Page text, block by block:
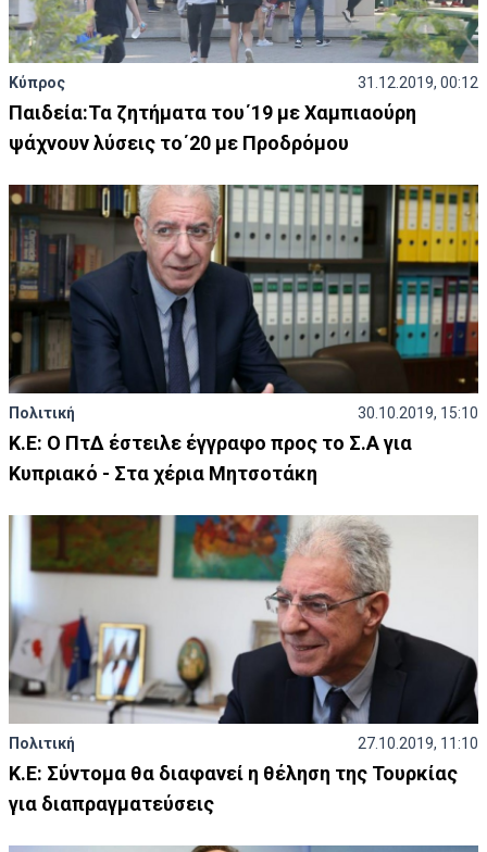
Κύπρος 31.12.2019, 00:12
Παιδεία:Τα ζητήματα του΄19 με Χαμπιαούρη
ψάχνουν λύσεις το΄20 με Προδρόμου
Πολιτική 30.10.2019, 15:10
Κ.Ε: Ο ΠτΔ έστειλε έγγραφο προς το Σ.Α για
Κυπριακό - Στα χέρια Μητσοτάκη
Πολιτική 27.10.2019, 11:10
Κ.Ε: Σύντομα θα διαφανεί η θέληση της Τουρκίας
για διαπραγματεύσεις